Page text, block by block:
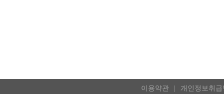
이용약관 개인정보취급